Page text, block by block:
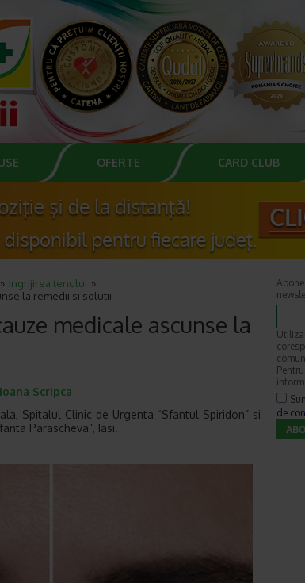
OFERTE CARD CLUB
Ingrijirea tenului
la remedii si solutii
medicale ascunse la
Ioana Scripca
Spitalul Clinic de Urgenta “Sfantul Spiridon” si
Parascheva”, Iasi.
de